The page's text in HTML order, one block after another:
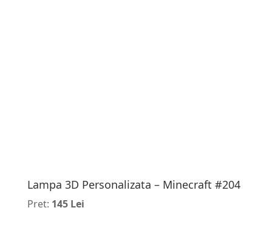
Lampa 3D Personalizata – Minecraft #204
Pret: 145 Lei